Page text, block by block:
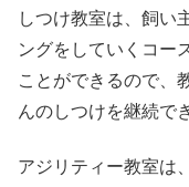
しつけ教室は、飼い
ングをしていくコー
ことができるので、
んのしつけを継続で
アジリティー教室は